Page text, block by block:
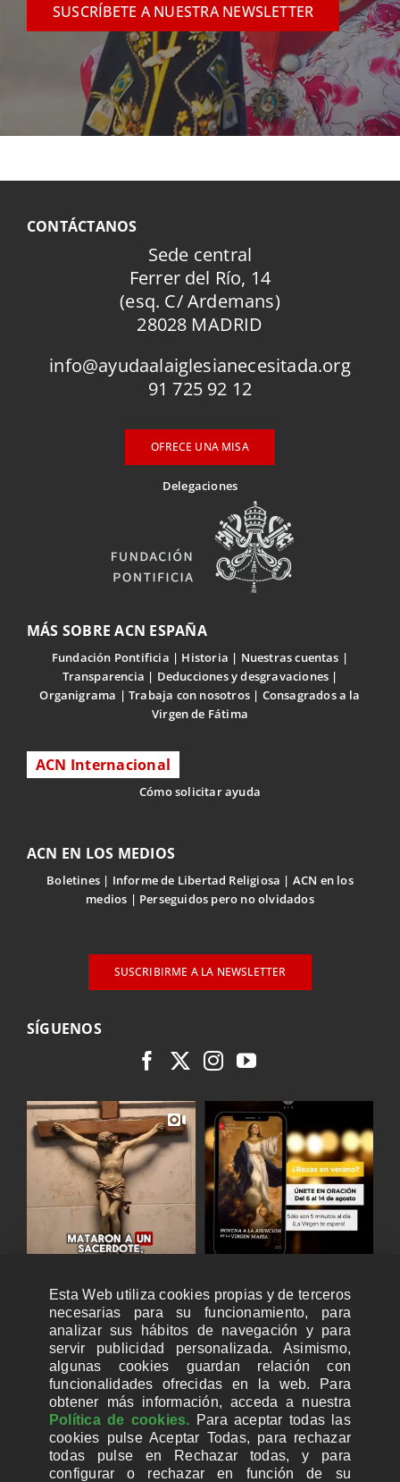
SUSCRÍBETE A NUESTRA NEWSLETTER
CONTÁCTANOS
Sede central
Ferrer del Río, 14
(esq. C/ Ardemans)
28028 MADRID
info@ayudaalaiglesianecesitada.org
91 725 92 12
OFRECE UNA MISA
Delegaciones
MÁS SOBRE ACN ESPAÑA
Fundación Pontificia Historia
Nuestras cuentas
Transparencia
Deducciones y desgravaciones
Organigrama
Trabaja con nosotros
Consagrados a la
Virgen de Fátima
ACN Internacional
Cómo solicitar ayuda
ACN EN LOS MEDIOS
Boletines Informe de Libertad Religiosa
ACN en los
medios
Perseguidos pero no olvidados
SUSCRIBIRME A LA NEWSLETTER
SÍGUENOS
Esta Web utiliza cookies propias y de terceros
necesarias para su funcionamiento, para
analizar sus hábitos de navegación y para
servir publicidad personalizada. Asimismo,
algunas cookies guardan relación con
funcionalidades ofrecidas en la web. Para
obtener más información, acceda a nuestra
Política de cookies. Para aceptar todas las
cookies pulse Aceptar Todas, para rechazar
todas pulse en Rechazar todas, y para
configurar o rechazar en función de su